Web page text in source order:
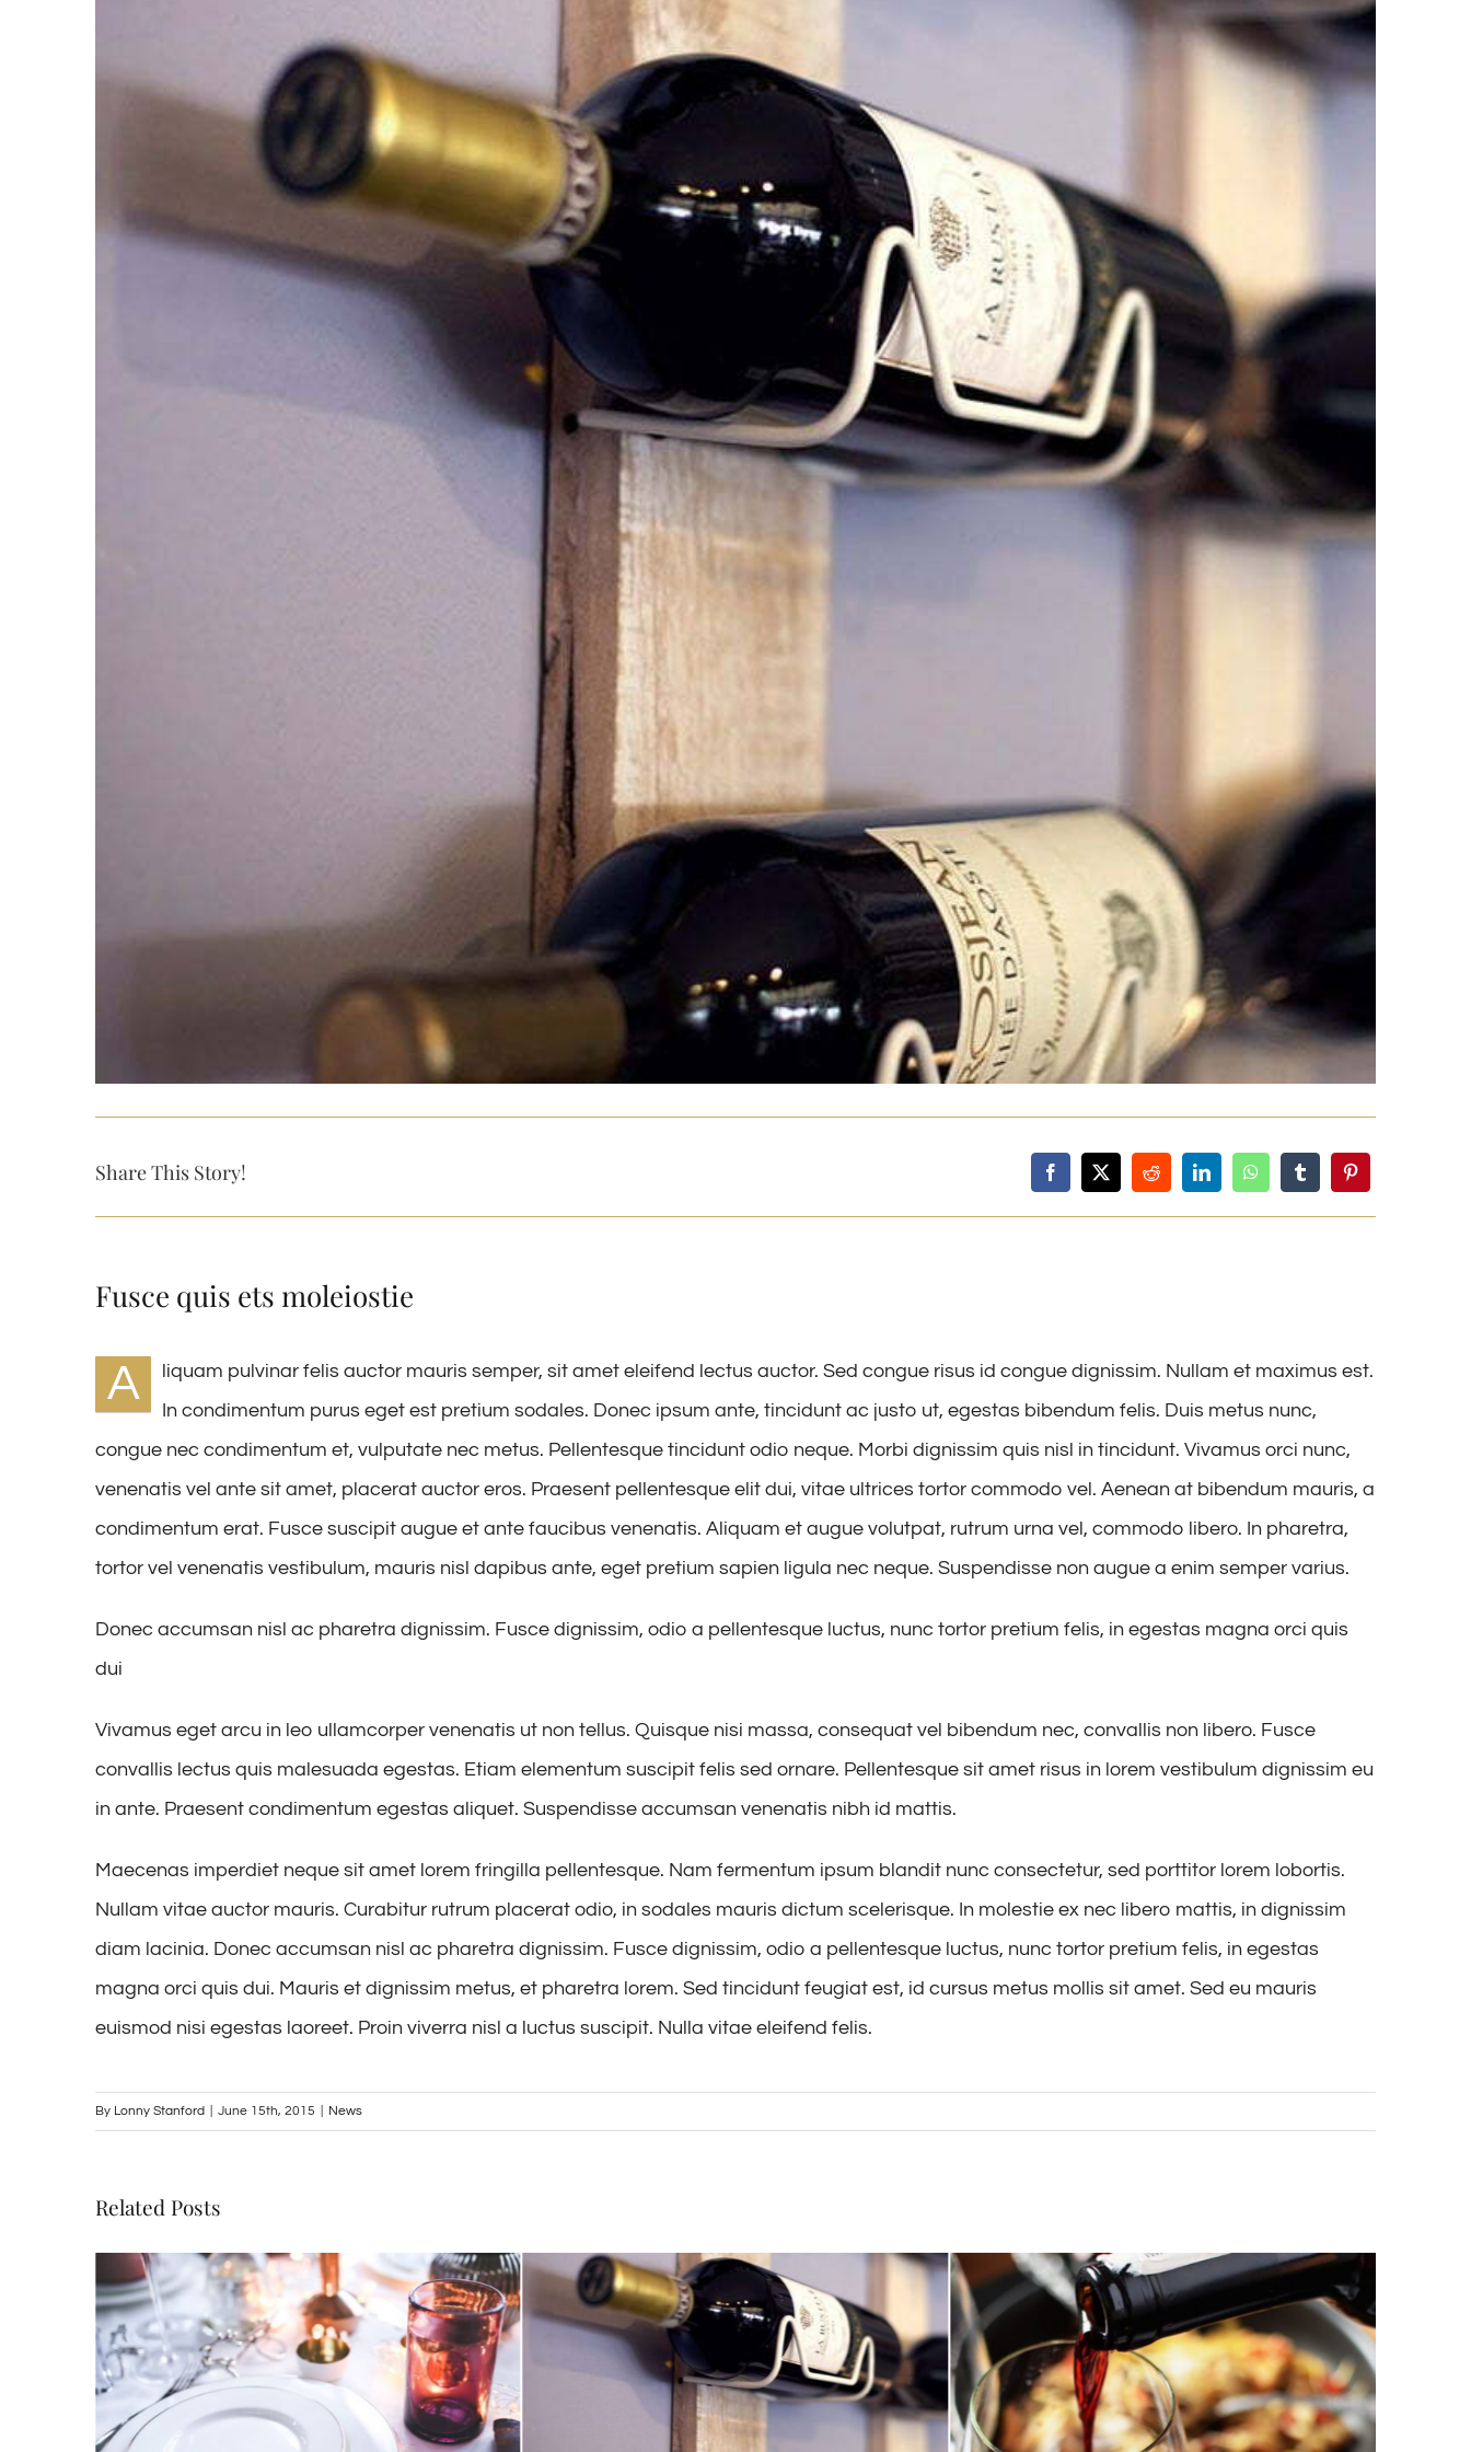
Share This Story!
Fusce quis ets moleiostie
A
liquam pulvinar felis auctor mauris semper, sit amet eleifend lectus auctor. Sed congue risus id congue dignissim. Nullam et maximus est.
In condimentum purus eget est pretium sodales. Donec ipsum ante, tincidunt ac justo ut, egestas bibendum felis. Duis metus nunc,
congue nec condimentum et, vulputate nec metus. Pellentesque tincidunt odio neque. Morbi dignissim quis nisl in tincidunt. Vivamus orci nunc,
venenatis vel ante sit amet, placerat auctor eros. Praesent pellentesque elit dui, vitae ultrices tortor commodo vel. Aenean at bibendum mauris, a
condimentum erat. Fusce suscipit augue et ante faucibus venenatis. Aliquam et augue volutpat, rutrum urna vel, commodo libero. In pharetra,
tortor vel venenatis vestibulum, mauris nisl dapibus ante, eget pretium sapien ligula nec neque. Suspendisse non augue a enim semper varius.
Donec accumsan nisl ac pharetra dignissim. Fusce dignissim, odio a pellentesque luctus, nunc tortor pretium felis, in egestas magna orci quis
dui
Vivamus eget arcu in leo ullamcorper venenatis ut non tellus. Quisque nisi massa, consequat vel bibendum nec, convallis non libero. Fusce
convallis lectus quis malesuada egestas. Etiam elementum suscipit felis sed ornare. Pellentesque sit amet risus in lorem vestibulum dignissim eu
in ante. Praesent condimentum egestas aliquet. Suspendisse accumsan venenatis nibh id mattis.
Maecenas imperdiet neque sit amet lorem fringilla pellentesque. Nam fermentum ipsum blandit nunc consectetur, sed porttitor lorem lobortis.
Nullam vitae auctor mauris. Curabitur rutrum placerat odio, in sodales mauris dictum scelerisque. In molestie ex nec libero mattis, in dignissim
diam lacinia. Donec accumsan nisl ac pharetra dignissim. Fusce dignissim, odio a pellentesque luctus, nunc tortor pretium felis, in egestas
magna orci quis dui. Mauris et dignissim metus, et pharetra lorem. Sed tincidunt feugiat est, id cursus metus mollis sit amet. Sed eu mauris
euismod nisi egestas laoreet. Proin viverra nisl a luctus suscipit. Nulla vitae eleifend felis.
By Lonny Stanford June 15th, 2015 News
Related Posts